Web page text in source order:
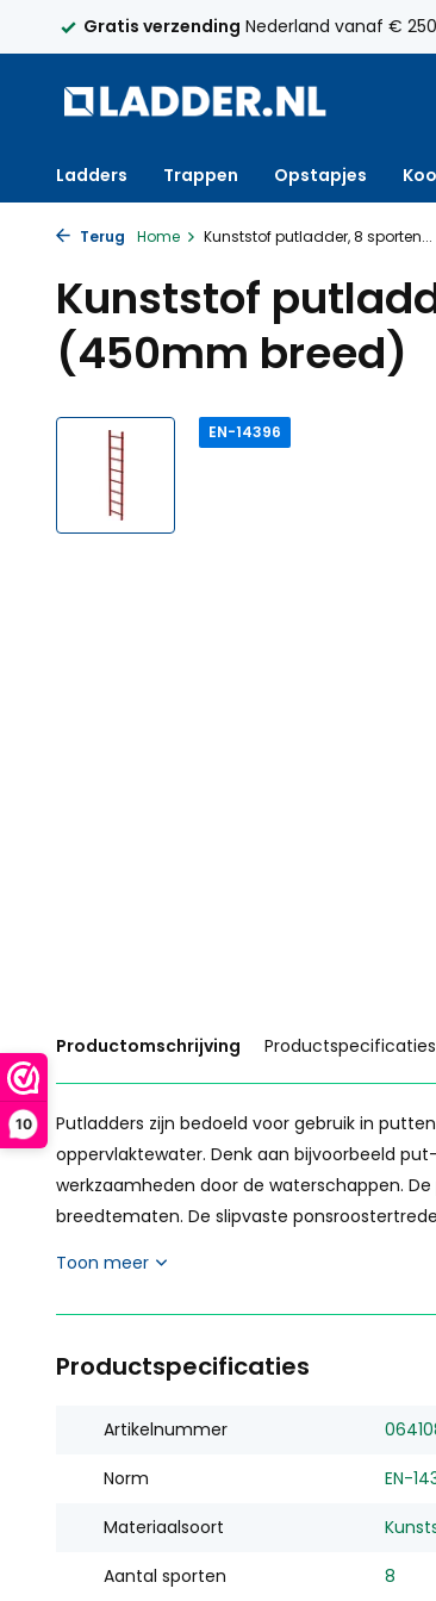
10
Gratis verzending Nederland vanaf €
Ladders Trappen Opstapjes
Terug Home Kunststof putladder, 8 sporten...
Kunststof
(450mm breed)
EN-14396
Productomschrijving Productspecificaties
Putladders zijn bedoeld voor gebruik in
oppervlaktewater. Denk aan bijvoorbeeld
werkzaamheden door de waterschappen.
breedtematen. De slipvaste
Toon meer
Productspecificaties
Artikelnummer
Norm EN-
Materiaalsoort
Aantal sporten 8